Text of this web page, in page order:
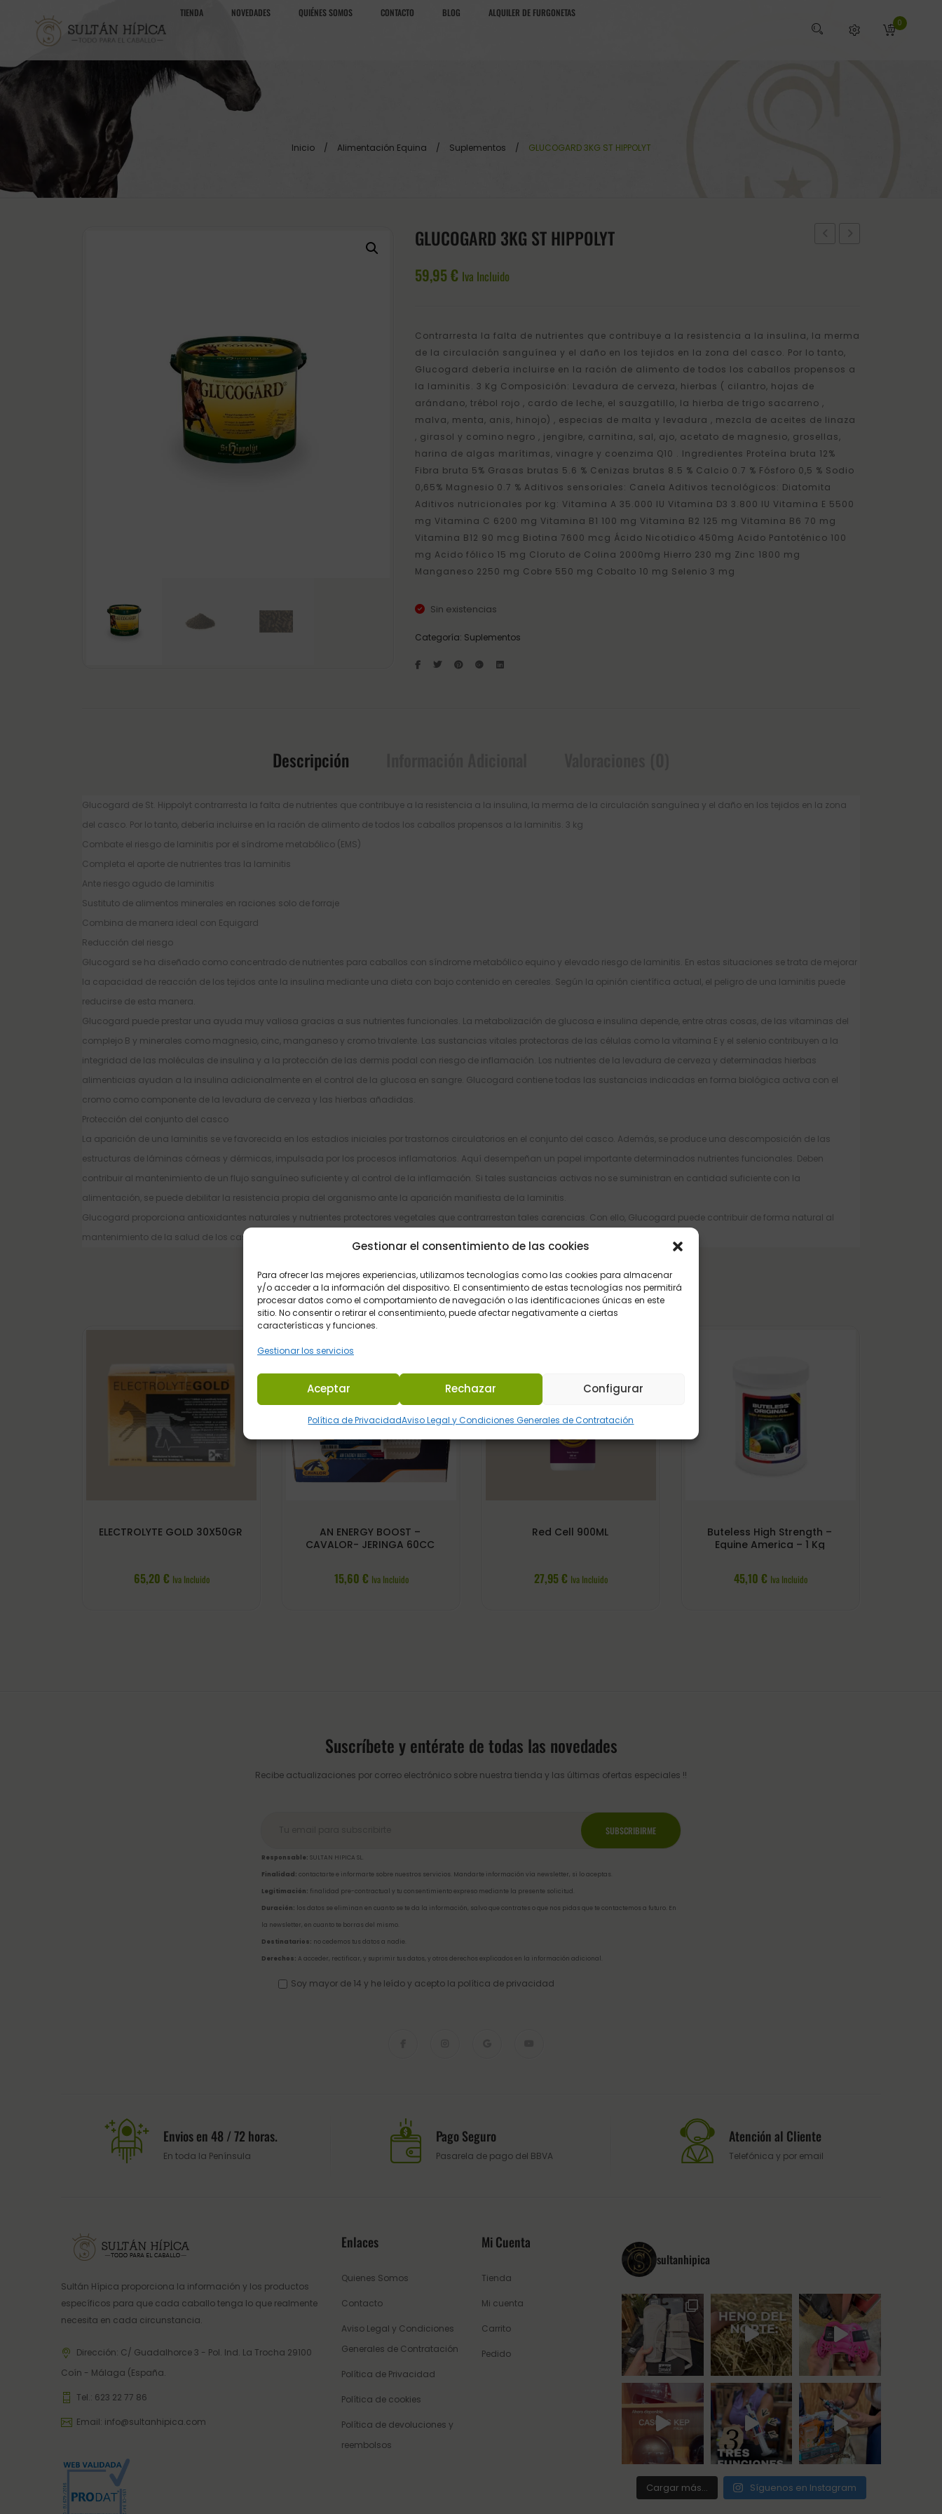
Gestionar el consentimiento de las cookies
Para ofrecer las mejores experiencias, utilizamos tecnologías como las cookies para almacenar
y/o acceder a la información del dispositivo. El consentimiento de estas tecnologías nos permitirá
procesar datos como el comportamiento de navegación o las identificaciones únicas en este
sitio. No consentir o retirar el consentimiento, puede afectar negativamente a ciertas
características y funciones.
Gestionar los servicios
Aceptar Rechazar Configurar
Política de PrivacidadAviso Legal y Condiciones Generales de Contratación
TIENDA NOVEDADES QUIÉNES SOMOS CONTACTO BLOG ALQUILER DE FURGONETAS
0
Inicio / Alimentación Equina / Suplementos / GLUCOGARD 3KG ST HIPPOLYT
HIPPOLYT
GLUCOGARD 3KG ST HIPPOLYT
59,95€ Iva Incluido
Contrarresta la falta de nutrientes que contribuye a la resistencia a la insulina, la merma
de la circulación sanguínea y el daño en los tejidos en la zona del casco. Por lo tanto,
Glucogard debería incluirse en la ración de alimento de todos los caballos propensos a
la laminitis. 3 Kg Composición: Levadura de cerveza, hierbas ( cilantro, hojas de
arándano, trébol rojo , cardo de leche, el sauzgatillo, la hierba de trigo sacarreno ,
malva, menta, anis, hinojo) , especias de malta y levadura , mezcla de aceites de linaza
, girasol y comino negro , jengibre, carnitina, sal, ajo, acetato de magnesio, grosellas,
harina de algas marítimas, vinagre y coenzima Q10 . Ingredientes Proteína bruta 12%
Fibra bruta 5% Grasas brutas 5.6 % Cenizas brutas 8.5 % Calcio 0.7 % Fósforo 0,5 % Sodio
0,65% Magnesio 0.7 % Aditivos sensoriales: Canela Aditivos tecnológicos: Diatomita
Aditivos nutricionales por kg: Vitamina A 35.000 IU Vitamina D3 3.800 IU Vitamina E 5500
mg Vitamina C 6200 mg Vitamina B1 100 mg Vitamina B2 125 mg Vitamina B6 70 mg
Vitamina B12 90 mcg Biotina 7600 mcg Ácido Nicotidico 450mg Acido Pantoténico 100
mg Acido fólico 15 mg Cloruto de Colina 2000mg Hierro 230 mg Zinc 1800 mg
Manganeso 2250 mg Cobre 550 mg Cobalto 10 mg Selenio 3 mg
Sin existencias
Categoría: Suplementos
Descripción
Glucogard de St. Hippolyt contrarresta la falta de nutrientes que contribuye a la resistencia a la insulina, la merma de la circulación sanguínea y el daño en los tejidos en la zona
del casco. Por lo tanto, debería incluirse en la ración de alimento de todos los caballos propensos a la laminitis. 3 kg
Combate el riesgo de laminitis por el síndrome metabólico (EMS)
Completa el aporte de nutrientes tras la laminitis
Ante riesgo agudo de laminitis
Sustituto de alimentos minerales en raciones solo de forraje
Combina de manera ideal con Equigard
Reducción del riesgo
Glucogard se ha diseñado como concentrado de nutrientes para caballos con síndrome metabólico equino y elevado riesgo de laminitis. En estas situaciones se trata de mejorar
la capacidad de reacción de los tejidos ante la insulina mediante una dieta con bajo contenido en cereales. Según la opinión científica actual, el peligro de una laminitis puede
reducirse de esta manera.
Glucogard puede prestar una ayuda muy valiosa gracias a sus nutrientes funcionales. La metabolización de glucosa e insulina depende, entre otras cosas, de las vitaminas del
complejo B y minerales como magnesio, cinc, manganeso y cromo trivalente. Las sustancias vitales protectoras de las células como la vitamina E y el selenio contribuyen a la
integridad de las moléculas de insulina y a la protección de las dermis podal con riesgo de inflamación. Los nutrientes de la levadura de cerveza y determinadas hierbas
alimenticias ayudan a la insulina adicionalmente en el control de la glucosa en sangre. Glucogard contiene todas las sustancias indicadas en forma biológica activa con el
cromo como componente de la levadura de cerveza y las hierbas añadidas.
Protección del conjunto del casco
La aparición de una laminitis se ve favorecida en los estadios iniciales por trastornos circulatorios en el conjunto del casco. Además, se produce una descomposición de las
estructuras de láminas córneas y dérmicas, impulsada por los procesos inflamatorios. Aquí desempeñan un papel importante determinados nutrientes funcionales. Deben
contribuir al mantenimiento de un flujo sanguíneo suficiente y al control de la inflamación. Si tales sustancias activas no se suministran en cantidad suficiente con la
alimentación, se puede debilitar la resistencia propia del organismo ante la aparición manifiesta de la laminitis.
Glucogard proporciona antioxidantes naturales y nutrientes protectores vegetales que contrarrestan tales carencias. Con ello, Glucogard puede contribuir de forma natural al
mantenimiento de la salud de los cascos.
Productos Relacionados
ELECTROLYTE GOLD 30X50GR
65,20 € Iva Incluido
AN ENERGY BOOST –
CAVALOR- JERINGA 60CC
15,60 € Iva Incluido
Red Cell 900ML
27,95€ Iva Incluido
Buteless High Strength –
Equine America – 1 Kg
45,10 € Iva Incluido
Suscríbete y entérate de todas las novedades
Recibe actualizaciones por correo electrónico sobre nuestra tienda y las últimas ofertas especiales !!
Responsable: SULTAN HIPICA SL.
Finalidad: contactarte e informarte sobre nuestros servicios. Mandarte información vía newsletter, si lo aceptas.
Legitimación: finalidad pre-contractual y tu consentimiento expreso mediante la presente solicitud.
Duración: los datos se eliminan en cuanto se te da la información, salvo que contrates o que nos pidas que te contactemos a futuro. En
la newsletter, en cuanto te borras del mismo.
Destinatarios: no cedemos tus datos a nadie.
Derechos: A acceder, rectificar, y suprimir tus datos, y otros derechos explicados en la información adicional
Soy mayor de 14 y he leído y acepto la política de privacidad
Envios en 48 / 72 horas.
En toda la Península
Pago Seguro
Pasarela de pago del BBVA
Atención al Cliente
Telefónica y por email
Sultán Hípica proporciona la información y los productos
específicos para que cada caballo tenga lo que realmente
necesita en cada circunstancia.
Dirección: C/ Guadalhorce 3 - Pol. Ind. La Trocha 29100
Coín - Málaga (España.
Tel.: 623 22 77 86
Email: info@sultanhipica.com
Enlaces
Quienes Somos
Contacto
Aviso Legal y Condiciones
Generales de Contratación
Política de Privacidad
Política de cookies
Política de devoluciones y
reembolsos
Mi Cuenta
Tienda
Mi cuenta
Carrito
Pedido
sultanhipica
Cargar más... Síguenos en Instagram